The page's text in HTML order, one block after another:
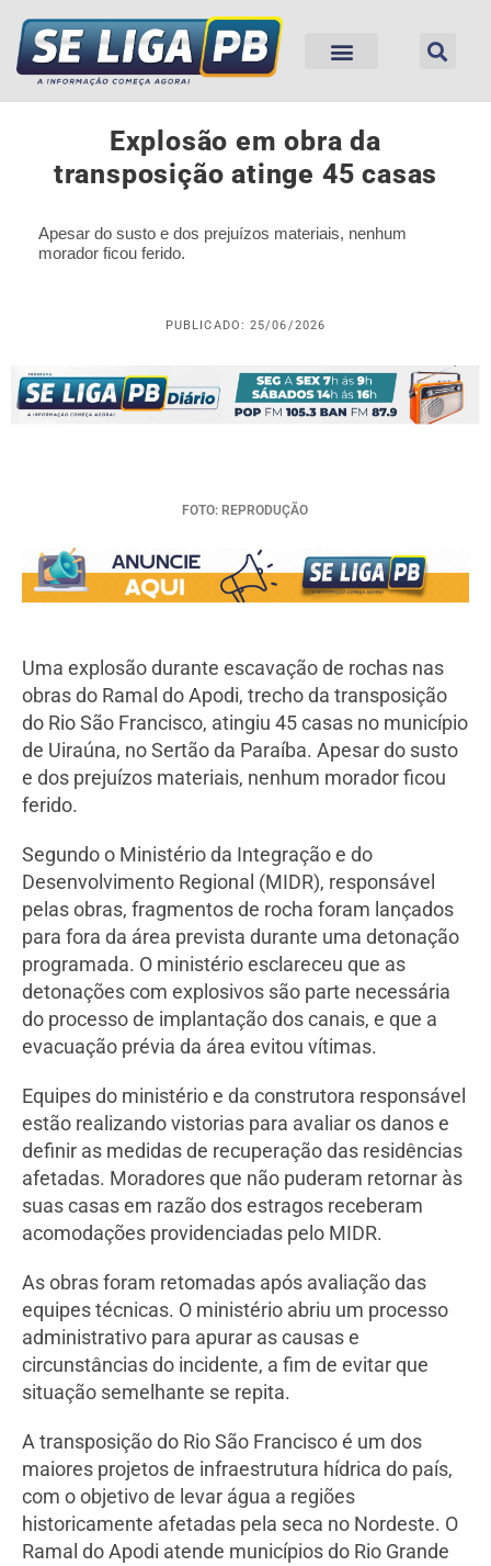
Explosão em obra da
transposição atinge 45 casas
Apesar do susto e dos prejuízos materiais, nenhum
morador ficou ferido.
PUBLICADO: 25/06/2026
FOTO: REPRODUÇÃO
Uma explosão durante escavação de rochas nas
obras do Ramal do Apodi, trecho da transposição
do Rio São Francisco, atingiu 45 casas no município
de Uiraúna, no Sertão da Paraíba. Apesar do susto
e dos prejuízos materiais, nenhum morador ficou
ferido.
Segundo o Ministério da Integração e do
Desenvolvimento Regional (MIDR), responsável
pelas obras, fragmentos de rocha foram lançados
para fora da área prevista durante uma detonação
programada. O ministério esclareceu que as
detonações com explosivos são parte necessária
do processo de implantação dos canais, e que a
evacuação prévia da área evitou vítimas.
Equipes do ministério e da construtora responsável
estão realizando vistorias para avaliar os danos e
definir as medidas de recuperação das residências
afetadas. Moradores que não puderam retornar às
suas casas em razão dos estragos receberam
acomodações providenciadas pelo MIDR.
As obras foram retomadas após avaliação das
equipes técnicas. O ministério abriu um processo
administrativo para apurar as causas e
circunstâncias do incidente, a fim de evitar que
situação semelhante se repita.
A transposição do Rio São Francisco é um dos
maiores projetos de infraestrutura hídrica do país,
com o objetivo de levar água a regiões
historicamente afetadas pela seca no Nordeste. O
Ramal do Apodi atende municípios do Rio Grande